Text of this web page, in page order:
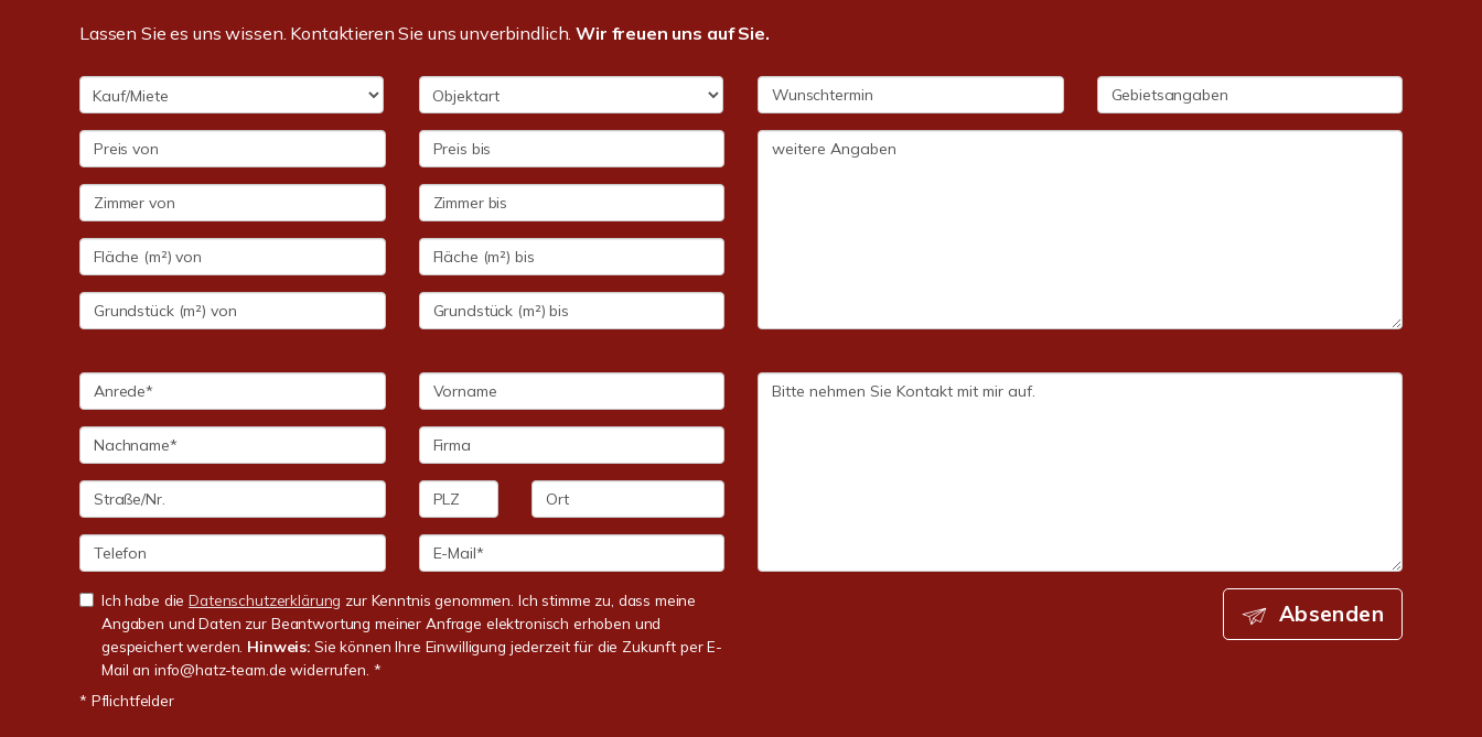
Lassen Sie es uns wissen. Kontaktieren Sie uns unverbindlich.Wir freuen uns auf Sie.
Ich habe dieDatenschutzerklärung zur Kenntnis genommen. Ich stimme zu, dass meine
Angaben und Daten zur Beantwortung meiner Anfrage elektronisch erhoben und
gespeichert werden. Hinweis:Sie können Ihre Einwilligung jederzeit für die Zukunft per E-
Mail an info@hatz-team.de widerrufen. *
* Pflichtfelder
Absenden